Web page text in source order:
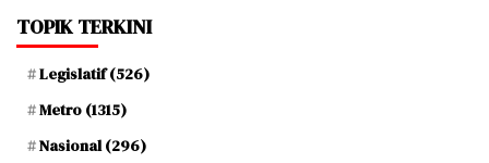
TOPIK TERKINI
Legislatif(526)
Metro (1315)
Nasional(296)